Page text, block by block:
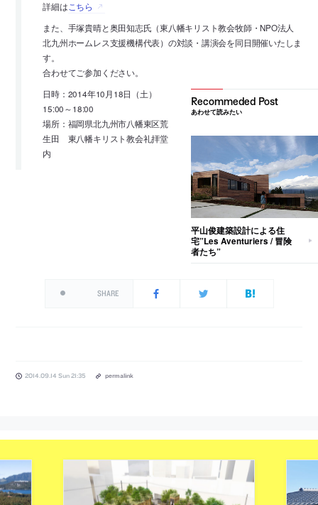
詳細はこちら
また、手塚貴晴と奥田知志氏（東八幡キリスト教会牧師・NPO法人
北九州ホームレス支援機構代表）の対談・講演会を同日開催いたしま
す。
合わせてご参加ください。
日時：2014年10月18日（土）
15:00～18:00
場所：福岡県北九州市八幡東区荒
生田 東八幡キリスト教会礼拝堂
内
あわせて読みたい
平山俊建築設計による住
宅”Les Aventuriers / 冒険
者たち”
SHARE
2014.09.14 Sun 21:35 permalink